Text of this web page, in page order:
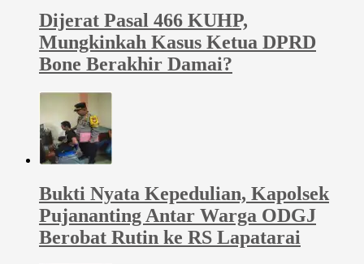
Dijerat Pasal 466 KUHP,
Mungkinkah Kasus Ketua DPRD
Bone Berakhir Damai?
Bukti Nyata Kepedulian, Kapolsek
Pujananting Antar Warga ODGJ
Berobat Rutin ke RS Lapatarai